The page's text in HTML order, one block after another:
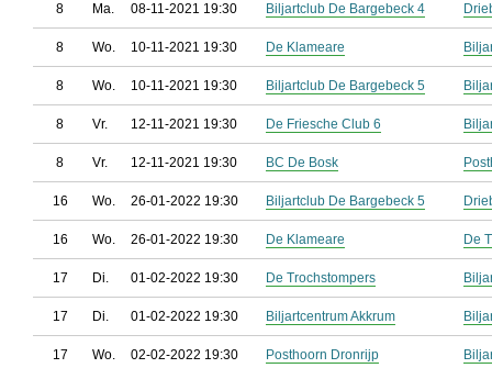
8 Ma. 08-11-2021 19:30 Biljartclub De Bargebeck 4
8 Wo. 10-11-2021 19:30 De Klameare
8 Wo. 10-11-2021 19:30 Biljartclub De Bargebeck 5
8 Vr. 12-11-2021 19:30 De Friesche Club 6
8 Vr. 12-11-2021 19:30 BC De Bosk
16 Wo. 26-01-2022 19:30 Biljartclub De Bargebeck 5
16 Wo. 26-01-2022 19:30 De Klameare De
17 Di. 01-02-2022 19:30 De Trochstompers
17 Di. 01-02-2022 19:30 Biljartcentrum Akkrum
17 Wo. 02-02-2022 19:30 Posthoorn Dronrijp